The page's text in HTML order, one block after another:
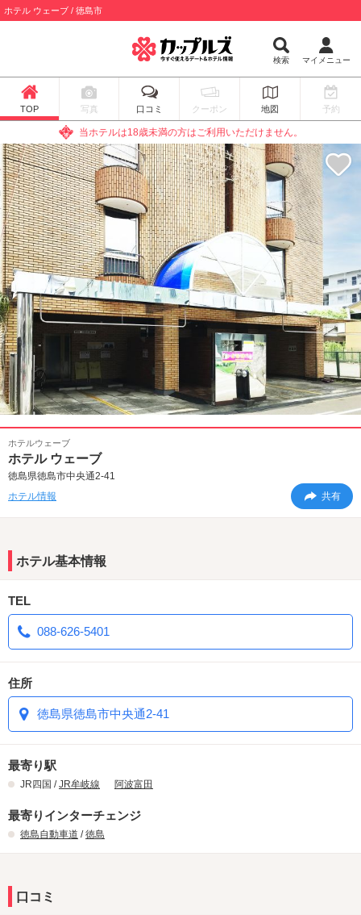
ホテル ウェーブ / 徳島市
検索 マイメニュー
TOP 写真 口コミ クーポン 地図 予約
当ホテルは18歳未満の方はご利用いただけません。
ホテルウェーブ
ホテル ウェーブ
徳島県徳島市中央通2-41
ホテル情報
共有
ホテル基本情報
TEL
088-626-5401
住所
徳島県徳島市中央通2-41
最寄り駅
JR四国 /JR牟岐線 阿波富田
最寄りインターチェンジ
徳島自動車道 /徳島
口コミ